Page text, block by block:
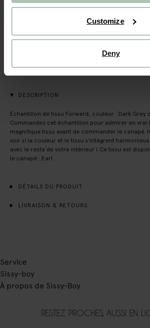
Customize
Deny
Livraison gratuite en magasin
Livraison rapide
DESCRIPTION
Échantillon de tissu Forward, couleur : Dark Grey
Commandez cet échantillon pour admirer en vrai
magnifique tissu avant de commander le canapé.
voir si la couleur et le tissu s'intègrent
avec le reste de votre intérieur ! Ce tissu est
le canapé : Earl.
DÉTAILS DU PRODUIT
LIVRAISON & RETOURS
Service
Sissy-boy
À propos de Sissy-Boy
RESTEZ PROCHES, AUSSI EN